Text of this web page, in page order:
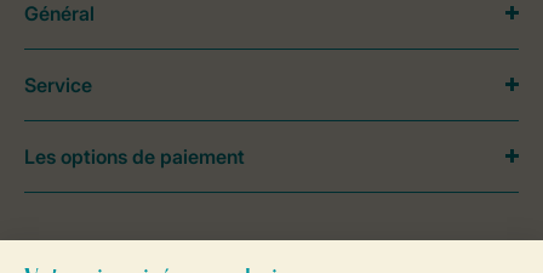
Général
Service
Les options de paiement